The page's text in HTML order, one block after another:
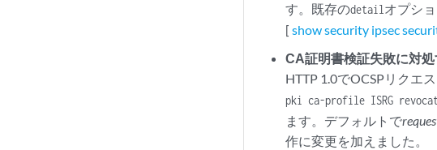
す。既存のdetailオプシ
[show security ipsec
CA証明書検証失敗に対
HTTP 1.0でOCSPリクエ
pki ca-profile ISRG
ます。デフォルトで
作に変更を加えました。